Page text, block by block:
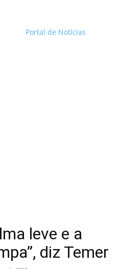
Portal de Notícias
leve e a
diz Temer